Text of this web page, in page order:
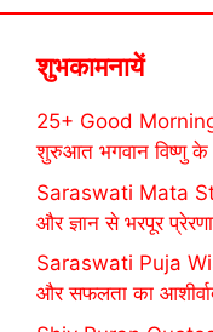
शुभकामनायें
25+ Good
शुरुआत भगवान विष्णु के
Saraswati Mata
और ज्ञान से भरपूर
Saraswati Puja
और सफलता का